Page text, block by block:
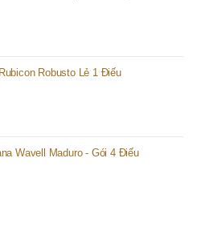
Robusto Lẻ 1 Điếu
Wavell Maduro - Gói 4 Điếu